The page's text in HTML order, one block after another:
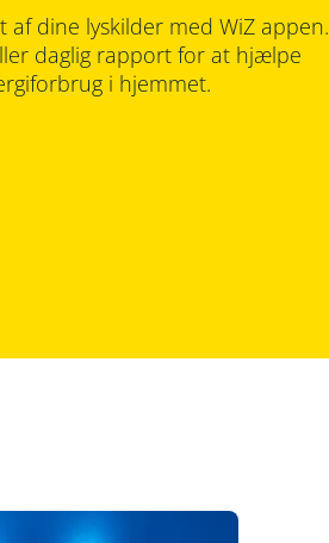
dine lyskilder med WiZ appen.
daglig rapport for at hjælpe
i hjemmet.